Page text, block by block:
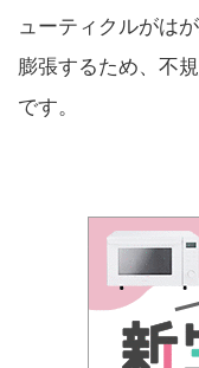
ューティクルがは
膨張するため、不
です。